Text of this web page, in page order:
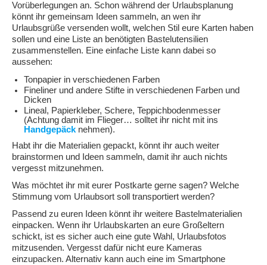
Vorüberlegungen an. Schon während der Urlaubsplanung
könnt ihr gemeinsam Ideen sammeln, an wen ihr
Urlaubsgrüße versenden wollt, welchen Stil eure Karten haben
sollen und eine Liste an benötigten Bastelutensilien
zusammenstellen. Eine einfache Liste kann dabei so
aussehen:
Tonpapier in verschiedenen Farben
Fineliner und andere Stifte in verschiedenen Farben und
Dicken
Lineal, Papierkleber, Schere, Teppichbodenmesser
(Achtung damit im Flieger… solltet ihr nicht mit ins
Handgepäck nehmen).
Habt ihr die Materialien gepackt, könnt ihr auch weiter
brainstormen und Ideen sammeln, damit ihr auch nichts
vergesst mitzunehmen.
Was möchtet ihr mit eurer Postkarte gerne sagen? Welche
Stimmung vom Urlaubsort soll transportiert werden?
Passend zu euren Ideen könnt ihr weitere Bastelmaterialien
einpacken. Wenn ihr Urlaubskarten an eure Großeltern
schickt, ist es sicher auch eine gute Wahl, Urlaubsfotos
mitzusenden. Vergesst dafür nicht eure Kameras
einzupacken. Alternativ kann auch eine im Smartphone